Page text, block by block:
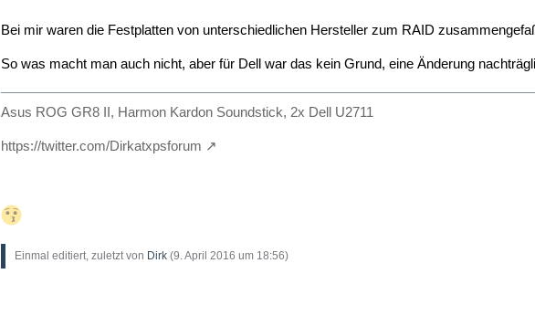
Bei mir waren die Festplatten von unterschiedlichen Hersteller zum RAID
So was macht man auch nicht, aber für Dell war das kein Grund, eine Änderung
Asus ROG GR8 II, Harmon Kardon Soundstick, 2x Dell U2711
https://twitter.com/Dirkatxpsforum
Einmal editiert, zuletzt von Dirk (9. April 2016 um 18:56)